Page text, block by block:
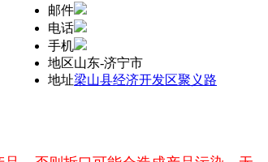
邮件
电话
手机
地区山东-济宁市
地址梁山县经济开发区聚义路